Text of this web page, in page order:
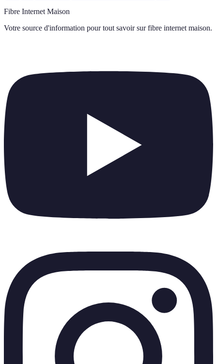
Fibre Internet Maison
Votre source d'information pour tout savoir sur fibre internet maison.